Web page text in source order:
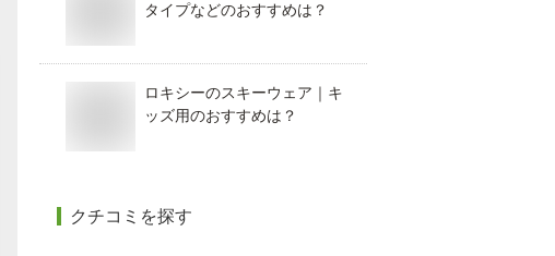
タイプなどのおすすめは？
ロキシーのスキーウェア｜キ
ッズ用のおすすめは？
クチコミを探す